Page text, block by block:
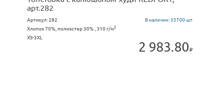
арт.282
Артикул:282 В наличии:35700 шт.
Хлопок 70%, полиэстер 30% , 310 г/м2
XS-3XL
2 983.80